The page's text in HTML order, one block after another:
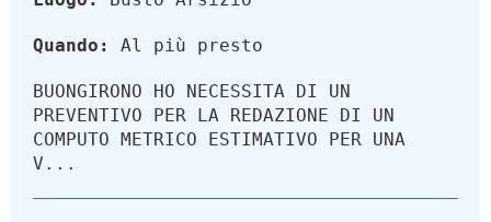
Quando: Al più presto
BUONGIRONO HO NECESSITA DI UN
PREVENTIVO PER LA REDAZIONE DI UN
COMPUTO METRICO ESTIMATIVO PER UNA
V...